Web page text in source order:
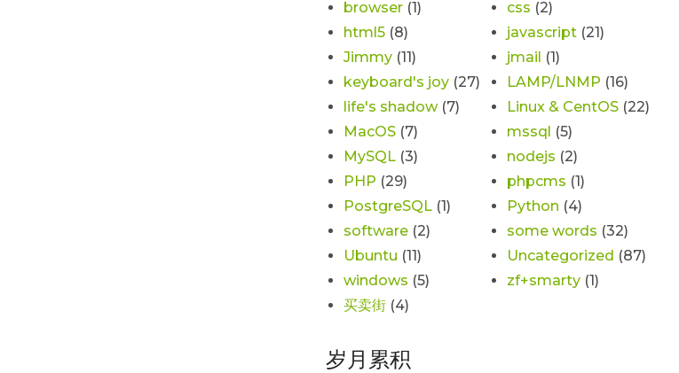
browser (1) css (2)
html5 (8) javascript (21)
Jimmy (11) jmail (1)
keyboard's joy (27) LAMP/LNMP (16)
life's shadow(7) Linux & CentOS (22)
MacOS (7) mssql (5)
MySQL (3) nodejs (2)
PHP (29) phpcms (1)
PostgreSQL (1) Python (4)
software (2) some words (32)
Ubuntu (11) Uncategorized (87)
windows (5) zf+smarty (1)
买卖街 (4)
岁月累积